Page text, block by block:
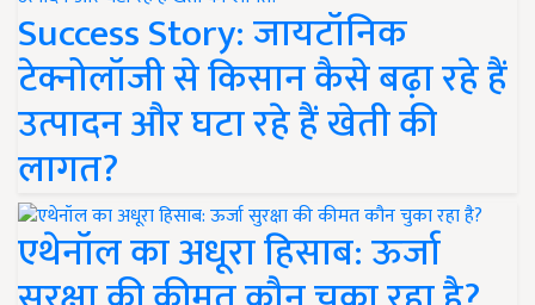
Success Story: जायटॉनिक
टेक्नोलॉजी से किसान कैसे बढ़ा रहे हैं
उत्पादन और घटा रहे हैं खेती की
लागत?
एथेनॉल का अधूरा हिसाब: ऊर्जा